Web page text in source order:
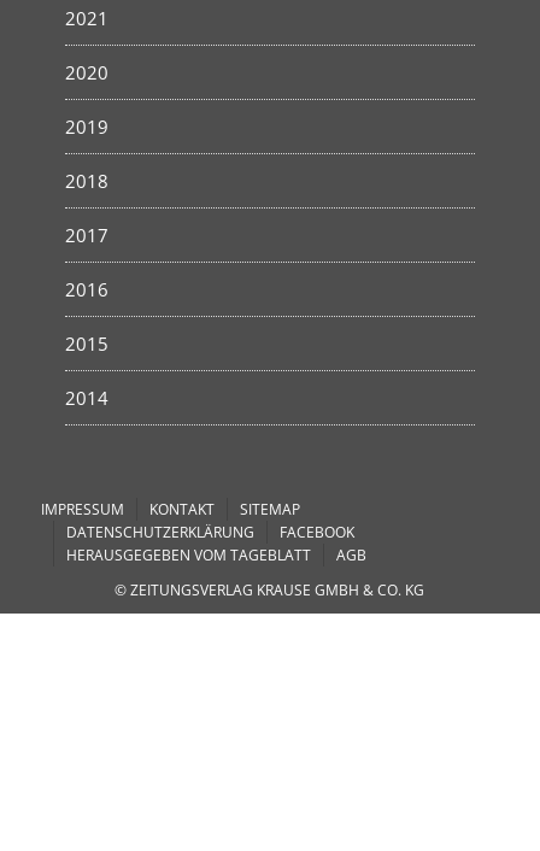
2021
2020
2019
2018
2017
2016
2015
2014
IMPRESSUM KONTAKT
SITEMAP
DATENSCHUTZERKLÄRUNG
FACEBOOK
HERAUSGEGEBEN VOM TAGEBLATT
AGB
© ZEITUNGSVERLAG KRAUSE GMBH & CO. KG